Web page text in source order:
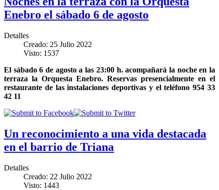
Enebro el sábado 6 de agosto
Detalles
Creado: 25 Julio 2022
Visto: 1537
El sábado 6 de agosto a las 23:00 h. acompañará la noche en la
terraza la Orquesta Enebro. Reservas presencialmente en el
restaurante de las instalaciones deportivas y el teléfono 954 33
42 11
Un reconocimiento a una vida destacada
en el barrio de Triana
Detalles
Creado: 22 Julio 2022
Visto: 1443